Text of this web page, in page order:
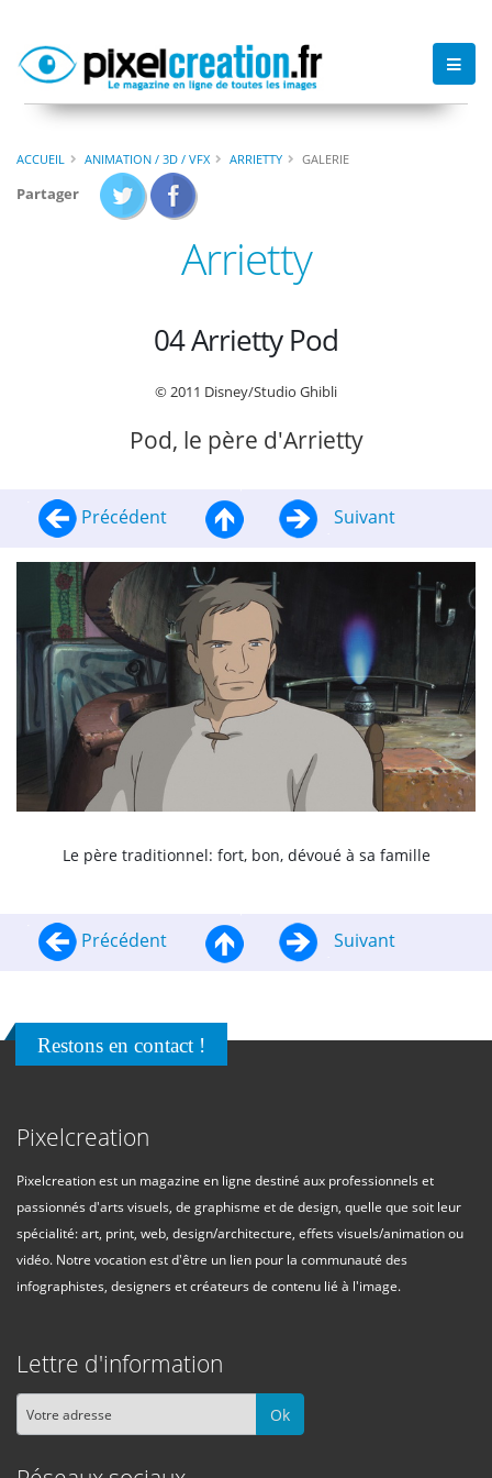
ACCUEIL ANIMATION / 3D / VFX ARRIETTY GALERIE
Partager
Arrietty
04 Arrietty Pod
© 2011 Disney/Studio Ghibli
Pod, le père d'Arrietty
Précédent Suivant
Le père traditionnel: fort, bon, dévoué à sa famille
Précédent Suivant
Restons en contact !
Pixelcreation
Pixelcreation est un magazine en ligne destiné aux professionnels et
passionnés d'arts visuels, de graphisme et de design, quelle que soit leur
spécialité: art, print, web, design/architecture, effets visuels/animation ou
vidéo. Notre vocation est d'être un lien pour la communauté des
infographistes, designers et créateurs de contenu lié à l'image.
Lettre d'information
Ok